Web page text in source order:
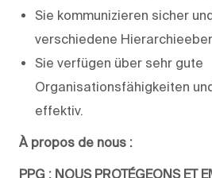
Sie kommunizieren sicher
verschiedene
Sie verfügen über sehr gute
Organisationsfähigkeiten
effektiv.
À propos de nous :
PPG : NOUS PROTÉGEONS ET